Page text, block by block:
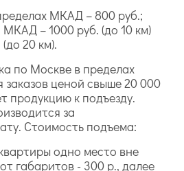
МКАД – 800 руб.;
– 1000 руб. (до 10 км)
20 км).
по Москве в пределах
ценой свыше 20 000
продукцию к подъезду.
за
Стоимость подъема:
одно место вне
габаритов - 300 р., далее